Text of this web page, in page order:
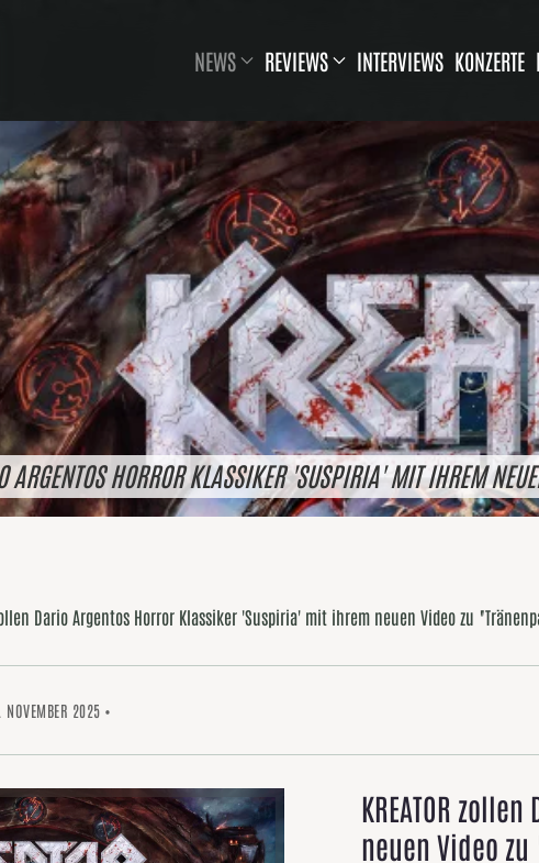
NEWS REVIEWS INTERVIEWS KONZERTE
ARGENTOS HORROR KLASSIKER 'SUSPIRIA' MIT IHREM
zollen Dario Argentos Horror Klassiker 'Suspiria' mit ihrem neuen Video zu
2025 •
KREATOR
neuen Video